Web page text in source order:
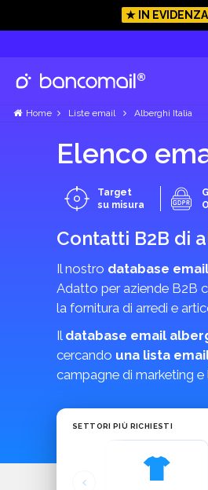
★ IN EVIDENZA
Home Liste email Alberghi Italia
Elenco
Target
su misura
Contatti B2B di
Il nostro database
Adatto per aziende B2B
la fornitura di arredi e
Il database email
cercando una lista
campagne di marketing
SETTORI PIÙ RICHIESTI